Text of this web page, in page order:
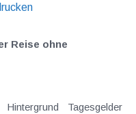
Reise ohne
Tagesgelder